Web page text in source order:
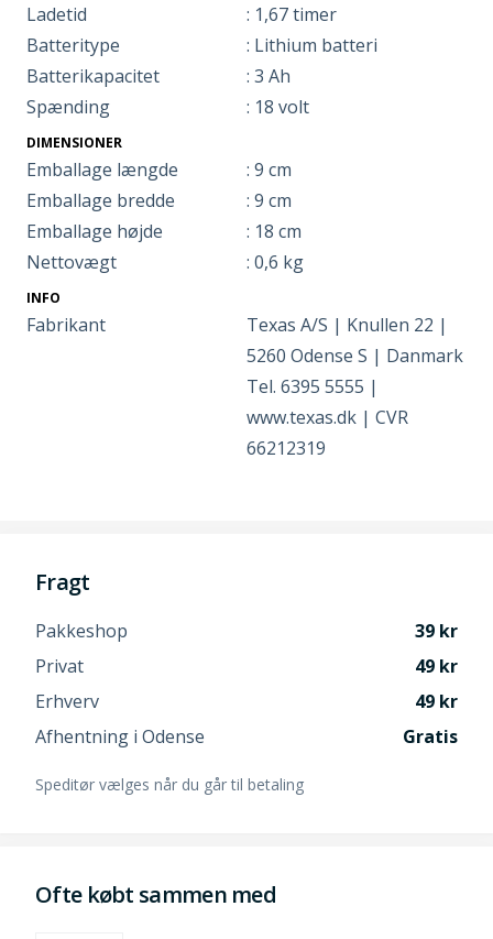
Ladetid
: 1,67 timer
Batteritype
: Lithium batteri
Batterikapacitet
: 3 Ah
Spænding
: 18 volt
DIMENSIONER
Emballage længde
: 9 cm
Emballage bredde
: 9 cm
Emballage højde
: 18 cm
Nettovægt
: 0,6 kg
INFO
Fabrikant
Texas A/S | Knullen 22 |
5260 Odense S | Danmark
Tel. 6395 5555 |
www.texas.dk | CVR
66212319
Fragt
Pakkeshop
39
Privat
49
Erhverv
49
Afhentning i Odense
Gratis
Speditør vælges når du går til betaling
Ofte købt sammen med